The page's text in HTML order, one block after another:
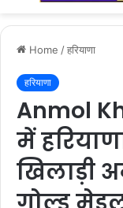
Home /हरियाणा
हरियाणा
Anmol
में
खिलाड़ी